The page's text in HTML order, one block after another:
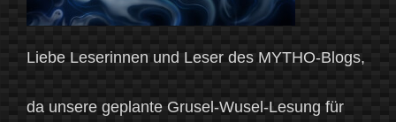
Liebe Leserinnen und Leser des MYTHO-Blogs,
da unsere geplante Grusel-Wusel-Lesung für